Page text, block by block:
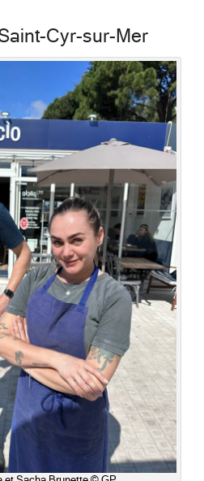
Cyr-sur-Mer